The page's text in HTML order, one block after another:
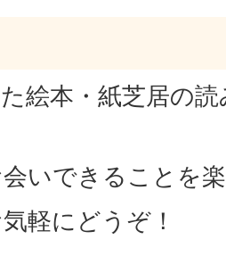
絵本・紙芝居の
いできることを
軽にどうぞ！